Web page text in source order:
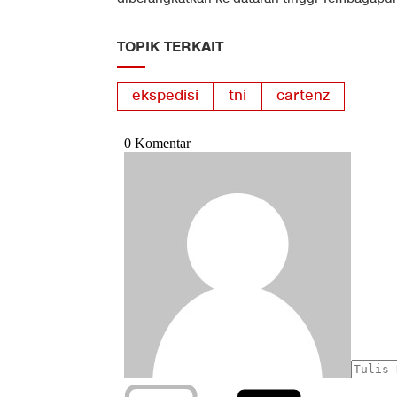
TOPIK TERKAIT
ekspedisi tni cartenz